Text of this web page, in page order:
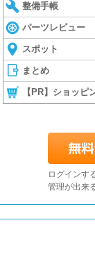
整備手帳
パーツレビュー
スポット
まとめ
【PR】ショッピ
ログインす
管理が出来